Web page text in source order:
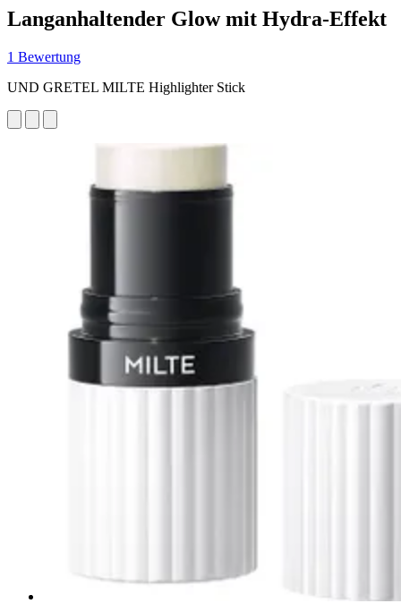
Langanhaltender Glow mit Hydra-Effekt
1 Bewertung
UND GRETEL MILTE Highlighter Stick